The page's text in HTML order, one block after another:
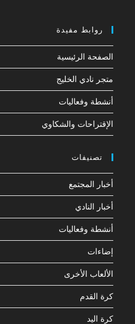
روابط مفيدة
الصفحة الرئيسية
متجر نادي الخليج
أنشطة وفعاليات
الإقتراحات والشكاوي
تصنيفات
أخبار المجتمع
أخبار النادي
أنشطة وفعاليات
إضاءات
الألعاب الأخرى
كرة القدم
كرة اليد